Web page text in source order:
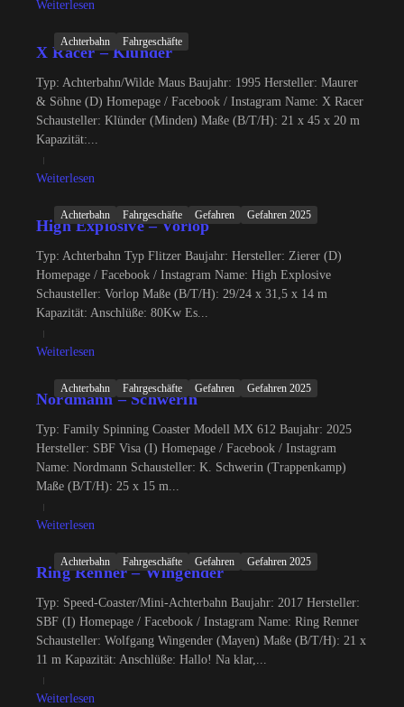
Weiterlesen
Achterbahn Fahrgeschäfte
X Racer – Klünder
Typ: Achterbahn/Wilde Maus Baujahr: 1995 Hersteller: Maurer
& Söhne (D) Homepage / Facebook / Instagram Name: X Racer
Schausteller: Klünder (Minden) Maße (B/T/H): 21 x 45 x 20 m
Kapazität:...
Weiterlesen
Achterbahn Fahrgeschäfte Gefahren Gefahren 2025
High Explosive – Vorlop
Typ: Achterbahn Typ Flitzer Baujahr: Hersteller: Zierer (D)
Homepage / Facebook / Instagram Name: High Explosive
Schausteller: Vorlop Maße (B/T/H): 29/24 x 31,5 x 14 m
Kapazität: Anschlüße: 80Kw Es...
Weiterlesen
Achterbahn Fahrgeschäfte Gefahren Gefahren 2025
Nordmann – Schwerin
Typ: Family Spinning Coaster Modell MX 612 Baujahr: 2025
Hersteller: SBF Visa (I) Homepage / Facebook / Instagram
Name: Nordmann Schausteller: K. Schwerin (Trappenkamp)
Maße (B/T/H): 25 x 15 m...
Weiterlesen
Achterbahn Fahrgeschäfte Gefahren Gefahren 2025
Ring Renner – Wingender
Typ: Speed-Coaster/Mini-Achterbahn Baujahr: 2017 Hersteller:
SBF (I) Homepage / Facebook / Instagram Name: Ring Renner
Schausteller: Wolfgang Wingender (Mayen) Maße (B/T/H): 21 x
11 m Kapazität: Anschlüße: Hallo! Na klar,...
Weiterlesen